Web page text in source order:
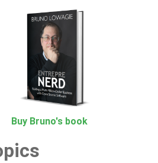
Buy Bruno's book